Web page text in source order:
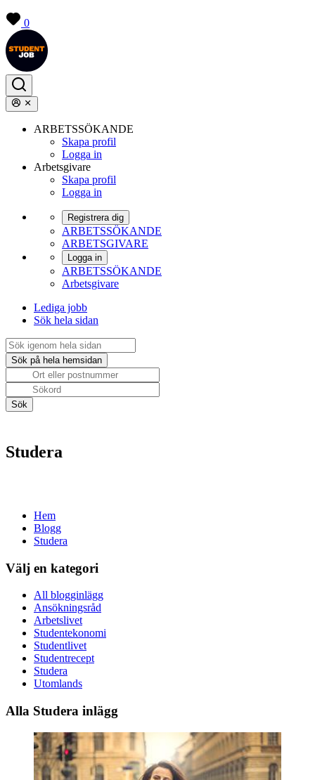
0
ARBETSSÖKANDE
Skapa profil
Logga in
Arbetsgivare
Skapa profil
Logga in
Registrera dig
ARBETSSÖKANDE
ARBETSGIVARE
Logga in
ARBETSSÖKANDE
Arbetsgivare
Lediga jobb
Sök hela sidan
Studera
Hem
Blogg
Studera
Välj en kategori
All blogginlägg
Ansökningsråd
Arbetslivet
Studentekonomi
Studentlivet
Studentrecept
Studera
Utomlands
Alla Studera inlägg